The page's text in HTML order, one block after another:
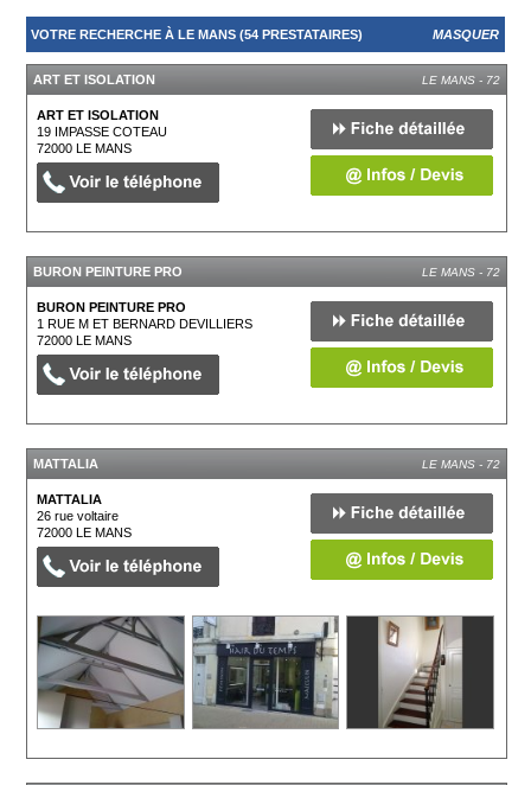
VOTRE RECHERCHE À LE MANS (54 PRESTATAIRES) MASQUER
ART ET ISOLATION LE MANS - 72
ART ET ISOLATION
19 IMPASSE COTEAU
72000LE MANS
BURON PEINTURE PRO LE MANS - 72
BURON PEINTURE PRO
1 RUE M ET BERNARD DEVILLIERS
72000LE MANS
MATTALIA LE MANS - 72
MATTALIA
26 rue voltaire
72000LE MANS